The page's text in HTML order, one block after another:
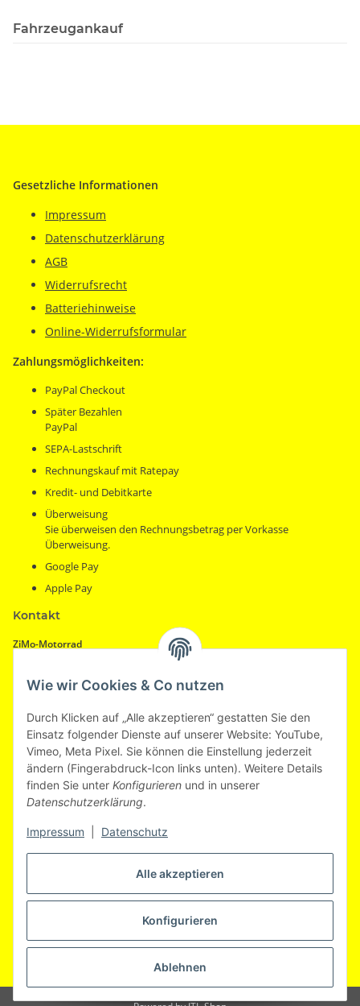
Alle akzeptieren
Konfigurieren
Ablehnen
Wie wir Cookies & Co nutzen
Durch Klicken auf „Alle akzeptieren“ gestatten Sie den
Einsatz folgender Dienste auf unserer Website: YouTube,
Vimeo, Meta Pixel. Sie können die Einstellung jederzeit
ändern (Fingerabdruck-Icon links unten). Weitere Details
finden Sie unter Konfigurieren und in unserer
Datenschutzerklärung.
Impressum Datenschutz
Fahrzeugankauf
Gesetzliche Informationen
Impressum
Datenschutzerklärung
AGB
Widerrufsrecht
Batteriehinweise
Online-Widerrufsformular
Zahlungsmöglichkeiten:
PayPal Checkout
Später Bezahlen
PayPal
SEPA-Lastschrift
Rechnungskauf mit Ratepay
Kredit- und Debitkarte
Überweisung
Sie überweisen den Rechnungsbetrag per Vorkasse
Überweisung.
Google Pay
Apple Pay
Kontakt
ZiMo-Motorrad
Östlicher Stadtgraben 32
94469 Deggendorf
eMail:info@zimo-motorrad.de
Hotline:+49 (0) 991 - 38 23 37
Geschäftszeiten
Montag ganztägig geschlossen
Dienstag - Freitag 09:30 - 17:00 Uhr
Samstag 09:00 - 13:00 Uhr nach telefonischer Vereinbarung
Vertrag widerrufen
* Alle Preise inkl. gesetzlicher USt., zzgl.Versand